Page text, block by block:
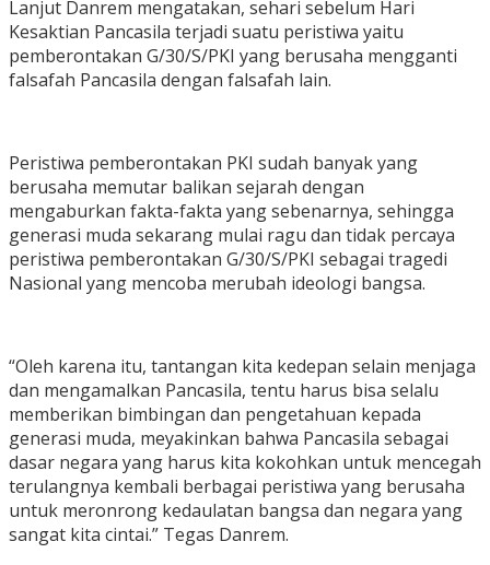
Lanjut Danrem mengatakan, sehari sebelum Hari
Kesaktian Pancasila terjadi suatu peristiwa yaitu
pemberontakan G/30/S/PKI yang berusaha mengganti
falsafah Pancasila dengan falsafah lain.
Peristiwa pemberontakan PKI sudah banyak yang
berusaha memutar balikan sejarah dengan
mengaburkan fakta-fakta yang sebenarnya, sehingga
generasi muda sekarang mulai ragu dan tidak percaya
peristiwa pemberontakan G/30/S/PKI sebagai tragedi
Nasional yang mencoba merubah ideologi bangsa.
“Oleh karena itu, tantangan kita kedepan selain menjaga
dan mengamalkan Pancasila, tentu harus bisa selalu
memberikan bimbingan dan pengetahuan kepada
generasi muda, meyakinkan bahwa Pancasila sebagai
dasar negara yang harus kita kokohkan untuk mencegah
terulangnya kembali berbagai peristiwa yang berusaha
untuk meronrong kedaulatan bangsa dan negara yang
sangat kita cintai.” Tegas Danrem.